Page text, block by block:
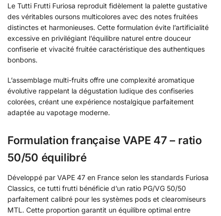
Le Tutti Frutti Furiosa reproduit fidèlement la palette gustative
des véritables oursons multicolores avec des notes fruitées
distinctes et harmonieuses. Cette formulation évite l’artificialité
excessive en privilégiant l’équilibre naturel entre douceur
confiserie et vivacité fruitée caractéristique des authentiques
bonbons.
L’assemblage multi-fruits offre une complexité aromatique
évolutive rappelant la dégustation ludique des confiseries
colorées, créant une expérience nostalgique parfaitement
adaptée au vapotage moderne.
Formulation française VAPE 47 – ratio
50/50 équilibré
Développé par VAPE 47 en France selon les standards Furiosa
Classics, ce tutti frutti bénéficie d’un ratio PG/VG 50/50
parfaitement calibré pour les systèmes pods et clearomiseurs
MTL. Cette proportion garantit un équilibre optimal entre